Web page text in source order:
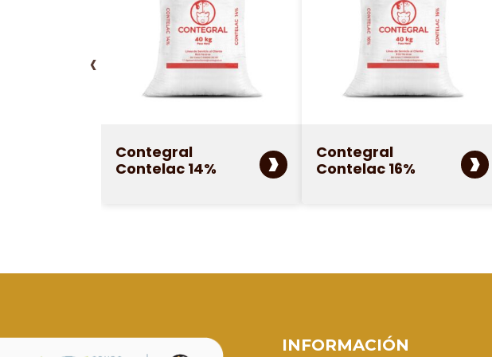
‹
Contegral
Contelac 14%
›
Contegral
Contelac 16%
›
INFORMACIÓN